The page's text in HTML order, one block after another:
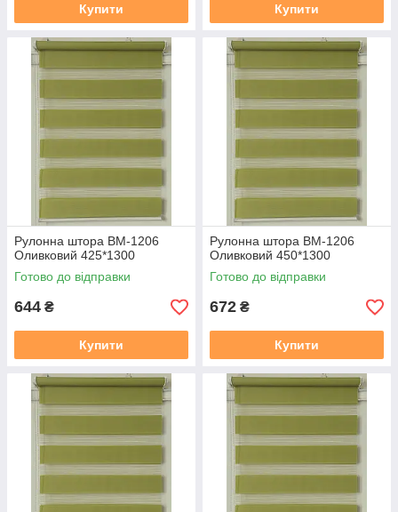
Купити Купити
Рулонна штора ВМ-1206
Оливковий 425*1300
Готово до відправки
644 ₴
Купити
Рулонна штора ВМ-1206
Оливковий 450*1300
Готово до відправки
672 ₴
Купити